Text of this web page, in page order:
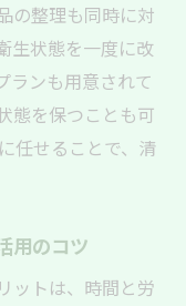
の整理も同時に対
生状態を一度に改
ランも用意されて
態を保つことも可
任せることで、清
用のコツ
ットは、時間と労